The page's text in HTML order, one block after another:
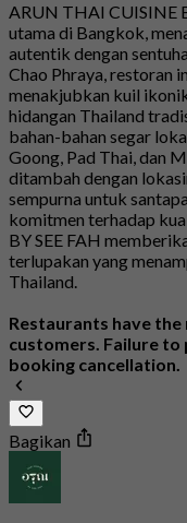
ARUN THAI CUISINE
utama di Bangkok,
autentik dengan
Chao Phraya, restoran
menakjubkan kuil
hidangan Thailand
bahan-bahan segar
Goong, Pad Thai, dan
ditambah dengan
sempurna untuk
komitmen terhadap
BY SEE FAH
terlupakan yang
Thailand.
Restaurants have
customers. Failure to
booking cancellation.
Bagikan